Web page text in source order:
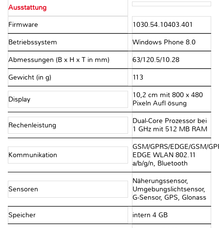
Ausstattung
Firmware 1030.54.10403.401
Betriebssystem Windows Phone 8.0
Abmessungen (B x H x T in mm) 63/120.5/10.28
Gewicht (in g) 113
Display
10,2 cm mit 800 x 480
Pixeln Aufl ösung
Rechenleistung
Dual-Core Prozessor bei
1 GHz mit 512 MB RAM
Kommunikation
GSM/GPRS/EDGE/GSM/
EDGE WLAN 802.11
a/b/g/n, Bluetooth
Sensoren
Näherungssensor,
Umgebungslichtsensor,
G-Sensor, GPS, Glonass
Speicher intern 4 GB